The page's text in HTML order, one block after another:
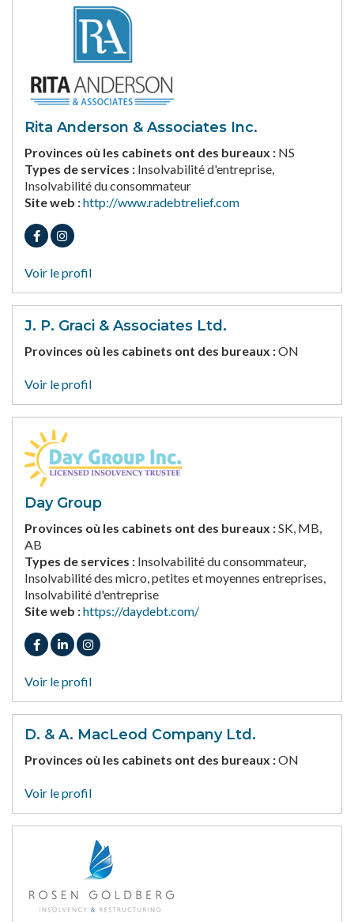
Rita Anderson & Associates Inc.
Provinces où les cabinets ont des bureaux : NS
Types de services : Insolvabilité d'entreprise,
Insolvabilité du consommateur
Site web :http://www.radebtrelief.com
Voir le profil
J. P. Graci & Associates Ltd.
Provinces où les cabinets ont des bureaux :ON
Voir le profil
Day Group
Provinces où les cabinets ont des bureaux :SK, MB,
AB
Types de services : Insolvabilité du consommateur,
Insolvabilité des micro, petites et moyennes entreprises,
Insolvabilité d'entreprise
Site web :https://daydebt.com/
Voir le profil
D. & A. MacLeod Company Ltd.
Provinces où les cabinets ont des bureaux :ON
Voir le profil